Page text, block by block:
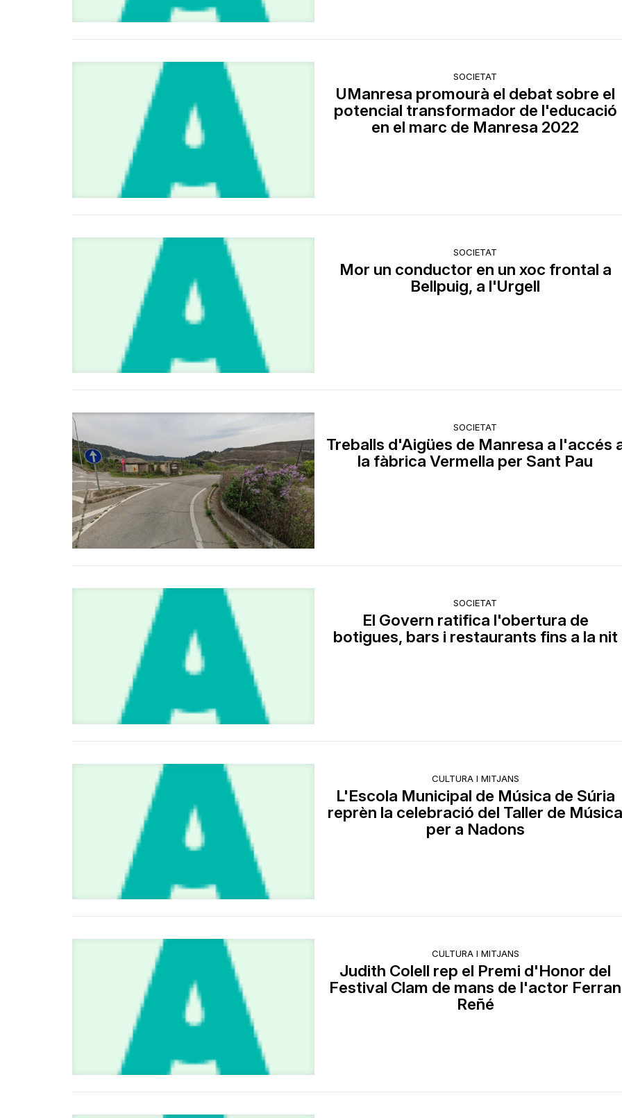
SOCIETAT
UManresa promourà el debat sobre el
potencial transformador de l'educació
en el marc de Manresa 2022
SOCIETAT
Mor un conductor en un xoc frontal a
Bellpuig, a l'Urgell
SOCIETAT
Treballs d'Aigües de Manresa a l'accés
la fàbrica Vermella per Sant Pau
SOCIETAT
El Govern ratifica l'obertura de
botigues, bars i restaurants fins a la nit
CULTURA I MITJANS
L'Escola Municipal de Música de Súria
reprèn la celebració del Taller de
per a Nadons
CULTURA I MITJANS
Judith Colell rep el Premi d'Honor del
Festival Clam de mans de l'actor Ferran
Reñé